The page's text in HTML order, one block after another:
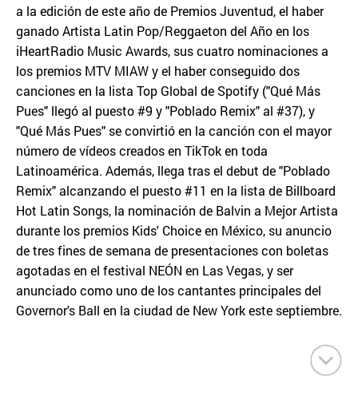
a la edición de este año de Premios Juventud, el haber
ganado Artista Latin Pop/Reggaeton del Año en los
iHeartRadio Music Awards, sus cuatro nominaciones a
los premios MTV MIAW y el haber conseguido dos
canciones en la lista Top Global de Spotify ("Qué Más
Pues" llegó al puesto #9 y "Poblado Remix" al #37), y
"Qué Más Pues" se convirtió en la canción con el mayor
número de vídeos creados en TikTok en toda
Latinoamérica. Además, llega tras el debut de "Poblado
Remix" alcanzando el puesto #11 en la lista de Billboard
Hot Latin Songs, la nominación de Balvin a Mejor Artista
durante los premios Kids' Choice en México, su anuncio
de tres fines de semana de presentaciones con boletas
agotadas en el festival NEÓN en Las Vegas, y ser
anunciado como uno de los cantantes principales del
Governor's Ball en la ciudad de New York este septiembre.